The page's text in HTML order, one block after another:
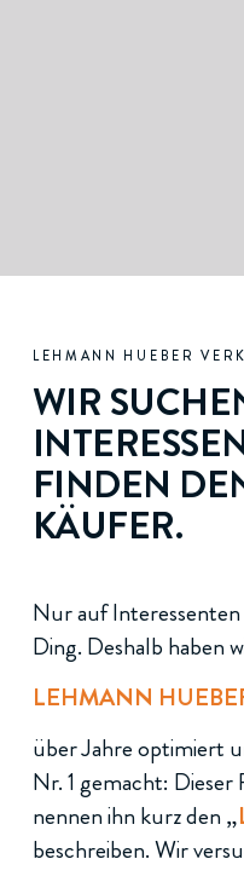
LEHMANN HUEBER
WIR
FINDEN
KÄUFER.
Nur auf
Ding. Deshalb haben
LEHMANN
über Jahre optimiert
Nr. 1 gemacht:
nennen ihn kurz den „
beschreiben. Wir